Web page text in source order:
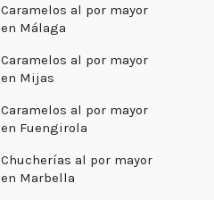
Caramelos al por mayor
en Málaga
Caramelos al por mayor
en Mijas
Caramelos al por mayor
en Fuengirola
Chucherías al por mayor
en Marbella